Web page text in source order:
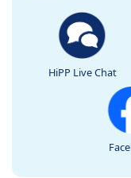
HiPP Live Chat